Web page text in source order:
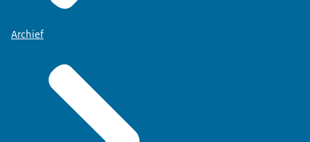
Archief